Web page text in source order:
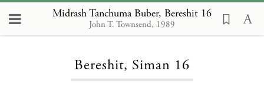
Midrash Tanchuma Buber, Bereshit 16
John T. Townsend, 1989
Loading...
Bereshit, Siman 16